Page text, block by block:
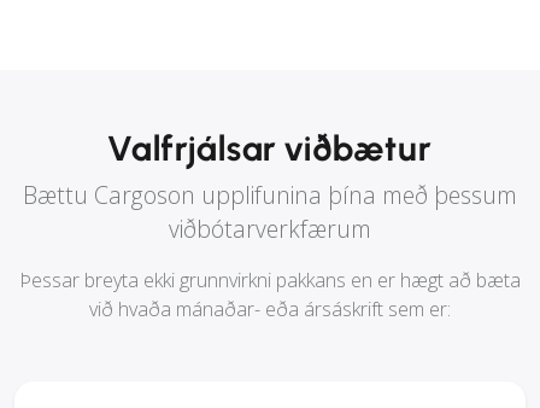
Valfrjálsar viðbætur
Bættu Cargoson upplifunina þína með þessum
viðbótarverkfærum
Þessar breyta ekki grunnvirkni pakkans en er hægt að bæta
við hvaða mánaðar- eða ársáskrift sem er: